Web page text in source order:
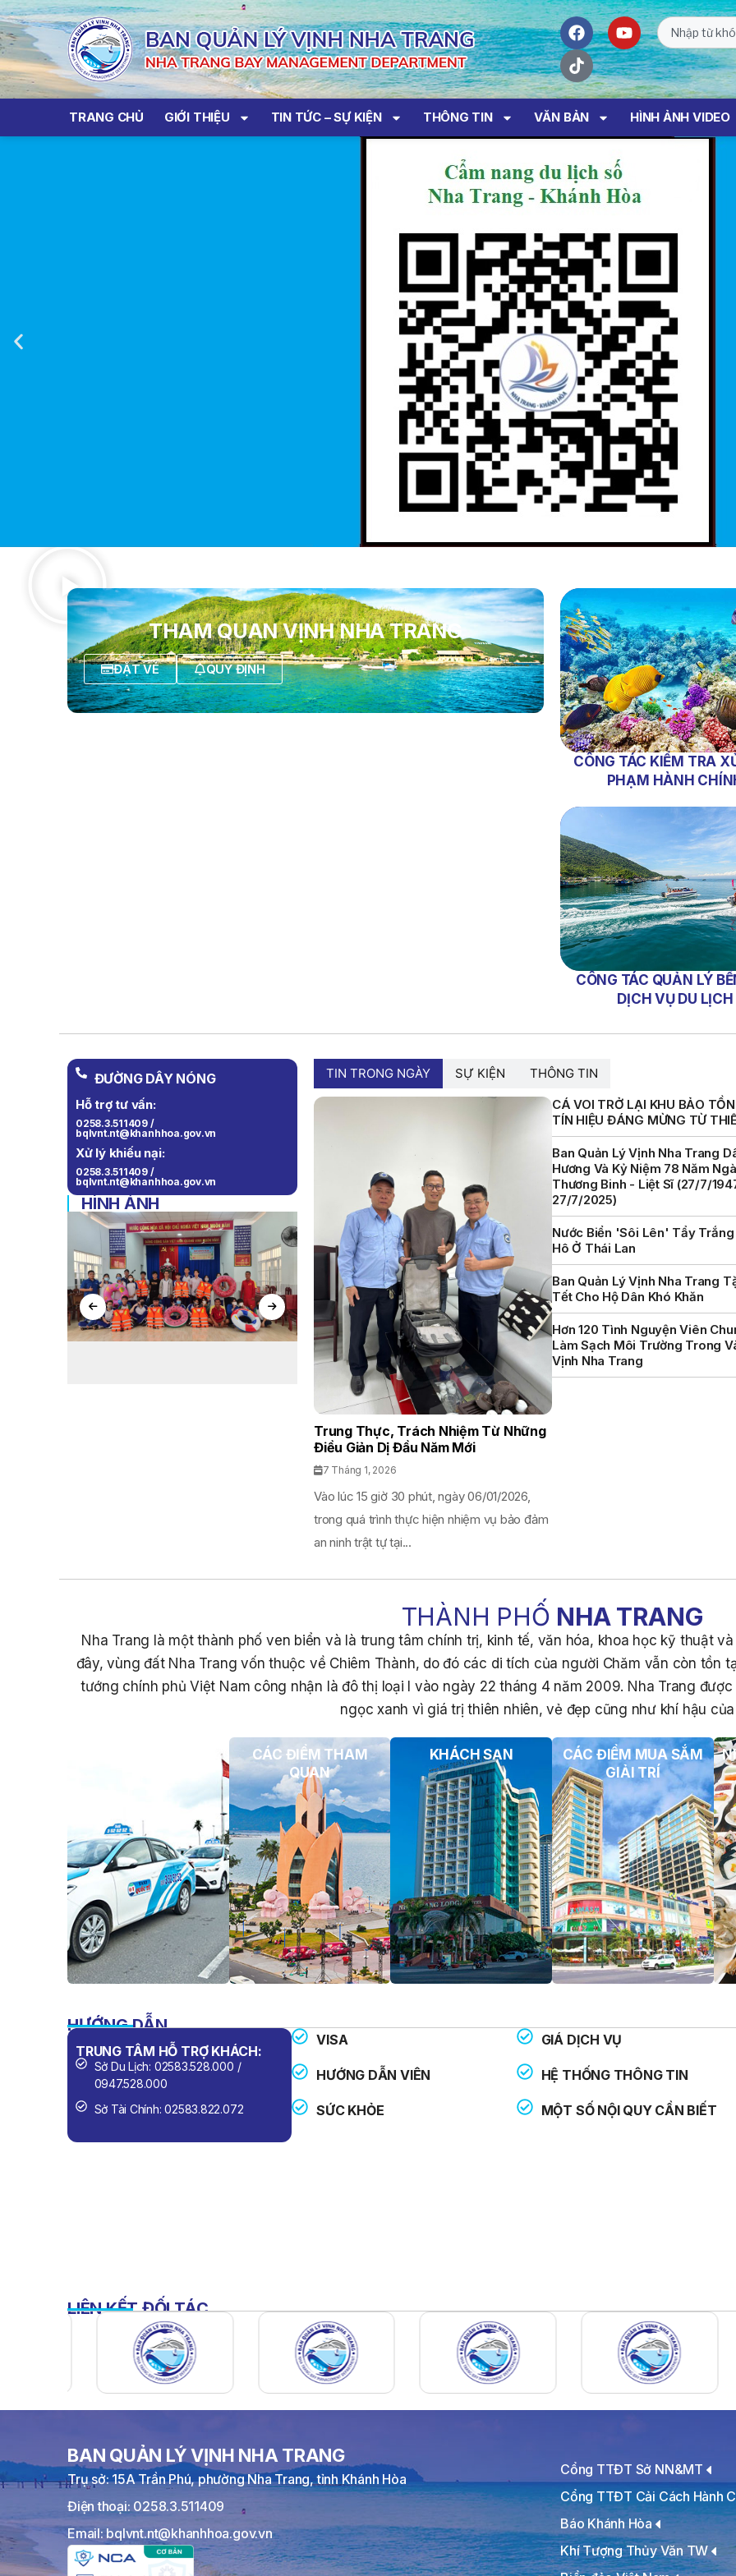
TRANG CHỦ GIỚI THIỆU TIN TỨC – SỰ KIỆN THÔNG TIN VĂN BẢN HÌNH ẢNH VIDEO
THAM QUAN VỊNH NHA TRANG
ĐẶT VÉ QUY ĐỊNH
CÔNG TÁC KIỂM TRA
PHẠM HÀNH
CÔNG TÁC QUẢN LÝ
DỊCH VỤ DU LỊCH
ĐƯỜNG DÂY NÓNG
Hỗ trợ tư vấn:
0258.3.511409 /
bqlvnt.nt@khanhhoa.gov.vn
Xử lý khiếu nại:
0258.3.511409 /
bqlvnt.nt@khanhhoa.gov.vn
HÌNH ẢNH
TIN TRONG NGÀY SỰ KIỆN THÔNG TIN
Trung Thực, Trách Nhiệm Từ Những
Điều Giản Dị Đầu Năm Mới
7 Tháng 1, 2026
Vào lúc 15 giờ 30 phút, ngày 06/01/2026,
trong quá trình thực hiện nhiệm vụ bảo đảm
an ninh trật tự tại...
CÁ VOI TRỞ LẠI KHU BẢO
TÍN HIỆU ĐÁNG MỪNG TỪ
Ban Quản Lý Vịnh Nha Trang
Hương Và Kỷ Niệm 78 Năm
Thương Binh - Liệt Sĩ (27/7/
27/7/2025)
Nước Biển 'sôi Lên' Tẩy Trắng
Hô Ở Thái Lan
Ban Quản Lý Vịnh Nha Trang
Tết Cho Hộ Dân Khó Khăn
Hơn 120 Tình Nguyện Viên
Làm Sạch Môi Trường Trong
Vịnh Nha Trang
THÀNH PHỐ NHA TRANG
Nha Trang là một thành phố ven biển và là trung tâm chính trị, kinh tế, văn hóa, khoa học kỹ thuật
đây, vùng đất Nha Trang vốn thuộc về Chiêm Thành, do đó các di tích của người Chăm vẫn còn tồn
tướng chính phủ Việt Nam công nhận là đô thị loại I vào ngày 22 tháng 4 năm 2009. Nha Trang
ngọc xanh vì giá trị thiên nhiên, vẻ đẹp cũng như khí hậu của
CÁC ĐIỂM THAM
QUAN
KHÁCH SẠN
CÁC ĐIỂM MUA SẮM
GIẢI TRÍ
HƯỚNG DẪN
TRUNG TÂM HỖ TRỢ KHÁCH:
Sở Du Lịch: 02583.528.000 /
0947.528.000
Sở Tài Chính: 02583.822.072
Công An: 113
Cấp Cứu: 115
VISA
HƯỚNG DẪN VIÊN
SỨC KHỎE
GIÁ DỊCH VỤ
HỆ THỐNG THÔNG TIN
MỘT SỐ NỘI QUY CẦN BIẾT
LIÊN KẾT ĐỐI TÁC
BAN QUẢN LÝ VỊNH NHA TRANG
Trụ sở: 15A Trần Phú, phường Nha Trang, tỉnh Khánh Hòa
Điện thoại: 0258.3.511409
Email: bqlvnt.nt@khanhhoa.gov.vn
Cổng TTĐT Sở NN&MT
Cổng TTĐT Cải Cách Hành
Báo Khánh Hòa
Khí Tượng Thủy Văn TW